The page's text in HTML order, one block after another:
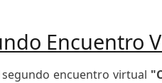
Encuentro
segundo encuentro virtual